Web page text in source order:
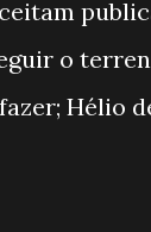
o
Hélio